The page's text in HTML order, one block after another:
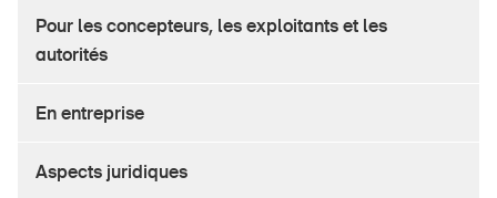
Commander et télécharger
Cours et événements
Produits sûrs
Délégués à la sécurité et communes
Pour les concepteurs, les exploitants et les
autorités
En entreprise
Aspects juridiques